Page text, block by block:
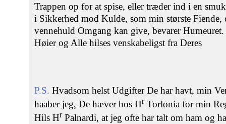
Trappen op for at spise, eller træder ind i en
i Sikkerhed mod Kulde, som min største Fiende,
vennehuld Omgang kan give, bevarer
Høier og Alle hilses venskabeligst fra Deres
P.S. Hvadsom helst Udgifter De har havt, min
haaber jeg, De hæver hos HrTorlonia for min
Hils HrPalnardi, at jeg ofte har talt om ham og